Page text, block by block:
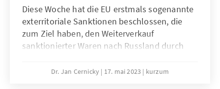
Diese Woche hat die EU erstmals sogenannte
exterritoriale Sanktionen beschlossen, die
zum Ziel haben, den Weiterverkauf
sanktionierter Waren nach Russland durch
Zum Oktober dieses Jahres wird der CO2-
Dr. Jan Cernicky 17. mai 2023 kurzum